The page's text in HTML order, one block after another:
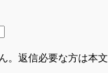
。返信必要な方は本